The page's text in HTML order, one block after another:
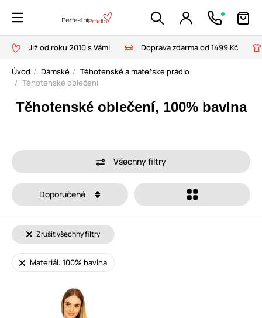
Již od roku 2010 s Vámi Doprava zdarma od 1499 Kč
Úvod Dámské
Těhotenské a mateřské prádlo
Těhotenské oblečení
Těhotenské oblečení, 100% bavlna
Všechny filtry
Doporučené
Zrušit všechny filtry
Materiál: 100% bavlna